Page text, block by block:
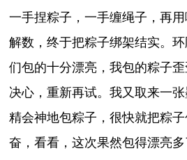
一手捏粽子，一手缠绳子，再
解数，终于把粽子绑架结实。
们包的十分漂亮，我包的粽子
决心，重新再试。我又取来一
精会神地包粽子，很快就把粽
奋，看看，这次果然包得漂亮多